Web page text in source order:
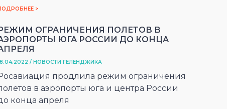
>
ОГРАНИЧЕНИЯ ПОЛЕТОВ В
ЮГА РОССИИ ДО КОНЦА
/ НОВОСТИ ГЕЛЕНДЖИКА
продлила режим ограничения
в аэропорты юга и центра России
конца апреля